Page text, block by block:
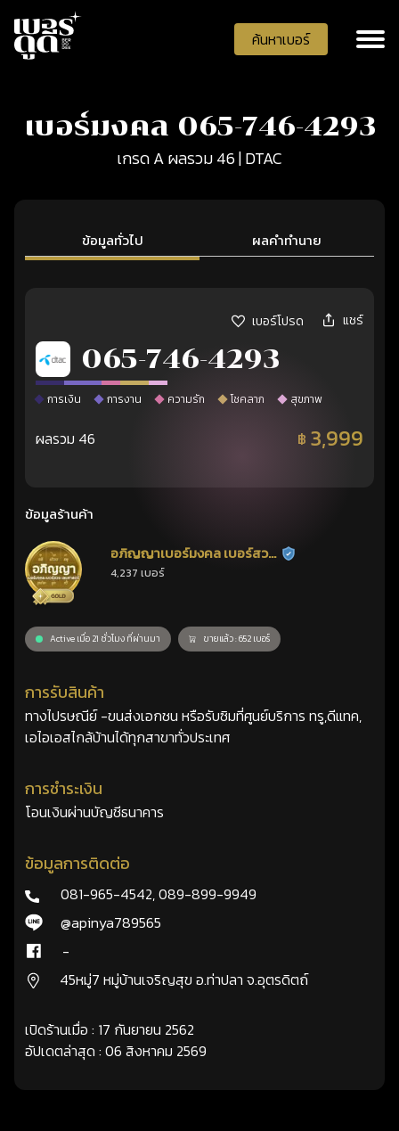
ค้นหาเบอร์
เบอร์มงคล 065-746-4293
เกรด A ผลรวม 46 | DTAC
ข้อมูลทั่วไป ผลคำทำนาย
เบอร์โปรด แชร์
065-746-4293
การเงิน การงาน ความรัก โชคลาภ สุขภาพ
ผลรวม 46 ฿ 3,999
ข้อมูลร้านค้า
อภิญญาเบอร์มงคล เบอร์สวย
เลขศาสตร์
ร้านยืนยันแล้ว
4,237 เบอร์
Active เมื่อ 21 ชั่วโมง ที่ผ่านมา ขายแล้ว : 652 เบอร์
การรับสินค้า
ทางไปรษณีย์ -ขนส่งเอกชน หรือรับซิมที่ศูนย์บริการ ทรู,ดีแทค,
เอไอเอสไกล้บ้านได้ทุกสาขาทั่วประเทศ
การชำระเงิน
โอนเงินผ่านบัญชีธนาคาร
ข้อมูลการติดต่อ
081-965-4542,089-899-9949
@apinya789565
-
45หมู่7 หมู่บ้านเจริญสุข อ.ท่าปลา จ.อุตรดิตถ์
เปิดร้านเมื่อ : 17 กันยายน 2562
อัปเดตล่าสุด : 06 สิงหาคม 2569